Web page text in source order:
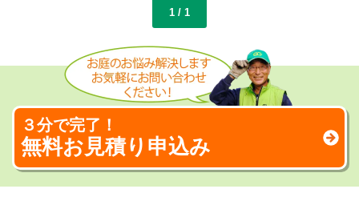
1 / 1
３分で完了！
無料お見積り申込み